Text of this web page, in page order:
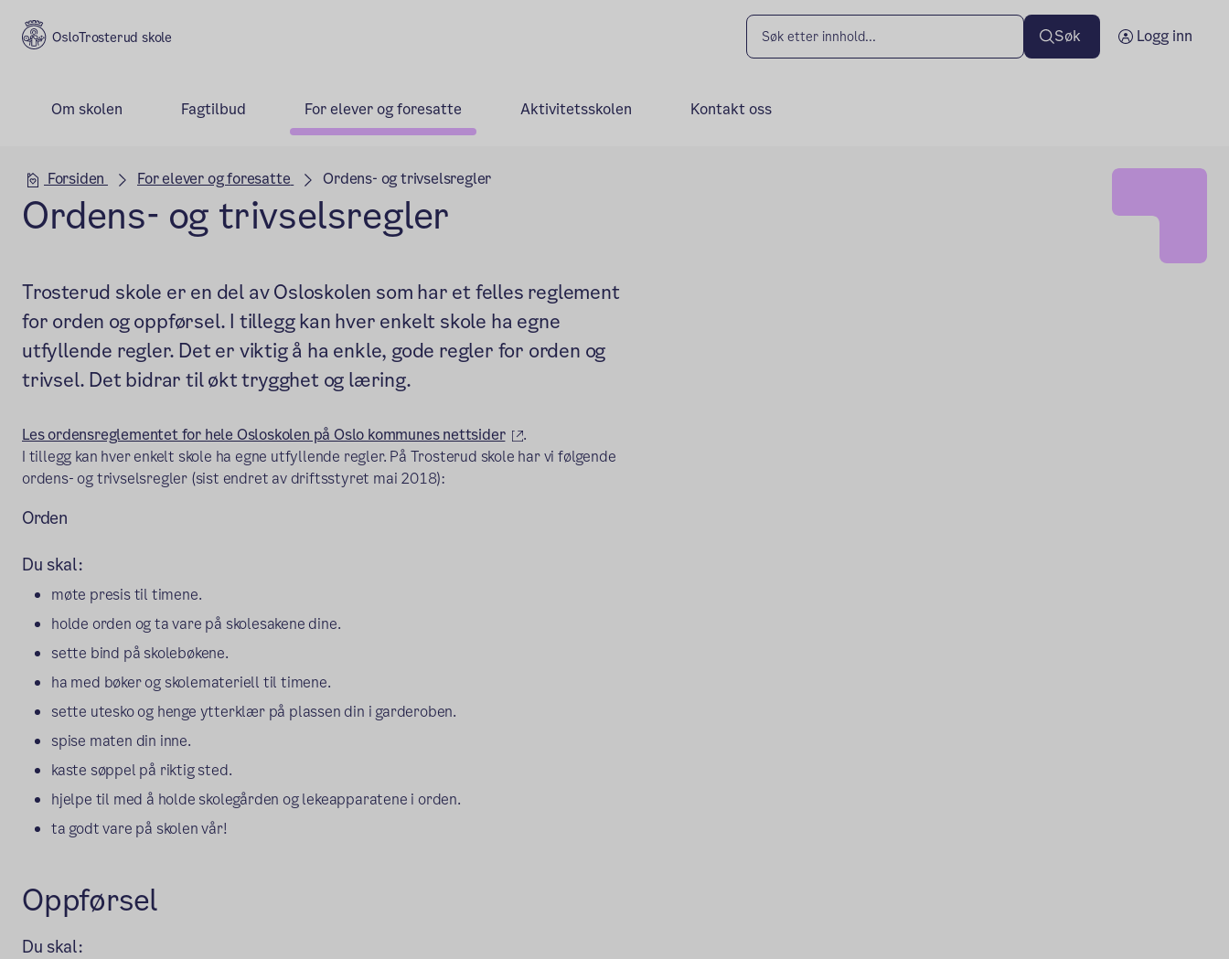
Trosterud skole Søk Logg inn
Om skolen Fagtilbud For elever og foresatte Aktivitetsskolen Kontakt oss
Hovedseksjon
Forsiden For elever og foresatte Ordens- og trivselsregler
Ordens- og trivselsregler
Trosterud skole er en del av Osloskolen som har et felles reglement
for orden og oppførsel. I tillegg kan hver enkelt skole ha egne
utfyllende regler. Det er viktig å ha enkle, gode regler for orden og
trivsel. Det bidrar til økt trygghet og læring.
Les ordensreglementet for hele Osloskolen på Oslo kommunes nettsider (ekstern lenke)
.
I tillegg kan hver enkelt skole ha egne utfyllende regler. På Trosterud skole har vi følgende
ordens- og trivselsregler (sist endret av driftsstyret mai 2018):
Orden
Du skal:
møte presis til timene.
holde orden og ta vare på skolesakene dine.
sette bind på skolebøkene.
ha med bøker og skolemateriell til timene.
sette utesko og henge ytterklær på plassen din i garderoben.
spise maten din inne.
kaste søppel på riktig sted.
hjelpe til med å holde skolegården og lekeapparatene i orden.
ta godt vare på skolen vår!
Oppførsel
Du skal: